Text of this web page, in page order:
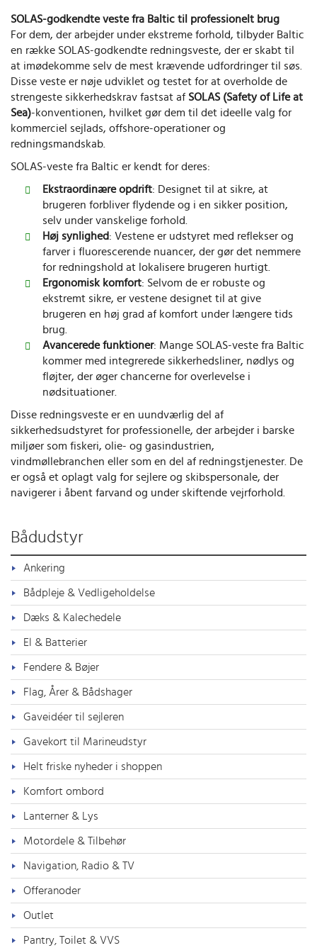
SOLAS-godkendte veste fra Baltic til professionelt brug
For dem, der arbejder under ekstreme forhold, tilbyder Baltic
en række SOLAS-godkendte redningsveste, der er skabt til
at imødekomme selv de mest krævende udfordringer til søs.
Disse veste er nøje udviklet og testet for at overholde de
strengeste sikkerhedskrav fastsat af SOLAS (Safety of Life at
Sea)-konventionen, hvilket gør dem til det ideelle valg for
kommerciel sejlads, offshore-operationer og
redningsmandskab.
SOLAS-veste fra Baltic er kendt for deres:
Ekstraordinære opdrift: Designet til at sikre, at
brugeren forbliver flydende og i en sikker position,
selv under vanskelige forhold.
Høj synlighed: Vestene er udstyret med reflekser og
farver i fluorescerende nuancer, der gør det nemmere
for redningshold at lokalisere brugeren hurtigt.
Ergonomisk komfort: Selvom de er robuste og
ekstremt sikre, er vestene designet til at give
brugeren en høj grad af komfort under længere tids
brug.
Avancerede funktioner: Mange SOLAS-veste fra Baltic
kommer med integrerede sikkerhedsliner, nødlys og
fløjter, der øger chancerne for overlevelse i
nødsituationer.
Disse redningsveste er en uundværlig del af
sikkerhedsudstyret for professionelle, der arbejder i barske
miljøer som fiskeri, olie- og gasindustrien,
vindmøllebranchen eller som en del af redningstjenester. De
er også et oplagt valg for sejlere og skibspersonale, der
navigerer i åbent farvand og under skiftende vejrforhold.
Bådudstyr
Ankering
Bådpleje & Vedligeholdelse
Dæks & Kalechedele
El & Batterier
Fendere & Bøjer
Flag, Årer & Bådshager
Gaveidéer til sejleren
Gavekort til Marineudstyr
Helt friske nyheder i shoppen
Komfort ombord
Lanterner & Lys
Motordele & Tilbehør
Navigation, Radio & TV
Offeranoder
Outlet
Pantry, Toilet & VVS